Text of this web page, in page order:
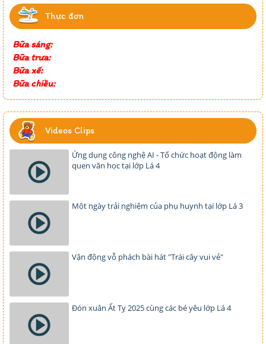
Thực đơn
Bữa sáng:
Bữa trưa:
Bữa xế:
Bữa chiều:
Videos Clips
Ứng dụng công nghệ AI - Tổ chức hoạt động làm
quen văn học tại lớp Lá 4
Một ngày trải nghiệm của phụ huynh tại lớp Lá 3
Vận động vỗ phách bài hát "Trái cây vui vẻ"
Đón xuân Ất Tỵ 2025 cùng các bé yêu lớp Lá 4